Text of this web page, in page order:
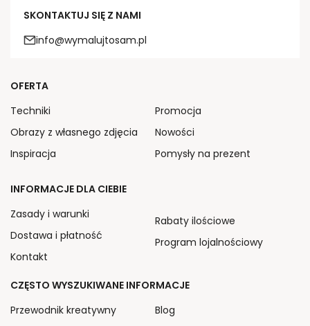
SKONTAKTUJ SIĘ Z NAMI
info@wymalujtosam.pl
OFERTA
Techniki
Obrazy z własnego zdjęcia
Inspiracja
Promocja
Nowości
Pomysły na prezent
INFORMACJE DLA CIEBIE
Zasady i warunki
Dostawa i płatność
Kontakt
Rabaty ilościowe
Program lojalnościowy
CZĘSTO WYSZUKIWANE INFORMACJE
Przewodnik kreatywny
Blog